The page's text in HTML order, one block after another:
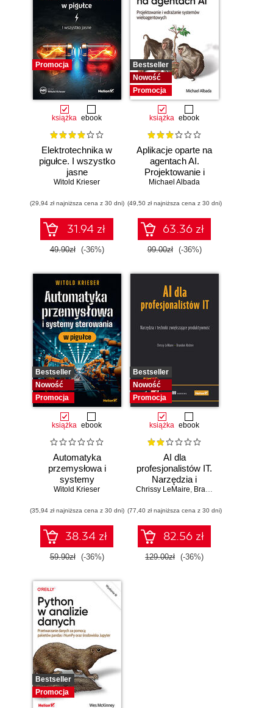
Promocja
książka ebook
Elektrotechnika w
pigułce. I wszystko
jasne
Witold Krieser
(29,94 zł najniższa cena z 30 dni)
31.94 zł
49.90zł (-36%)
Bestseller
Nowość
Promocja
książka ebook
Aplikacje oparte na
agentach AI.
Projektowanie i
wdrażanie
wieloagentowych
Michael Albada
(49,50 zł najniższa cena z 30 dni)
63.36 zł
99.00zł (-36%)
Bestseller
Nowość
Promocja
książka ebook
Automatyka
przemysłowa i
systemy
sterowania w
Witold Krieser
(35,94 zł najniższa cena z 30 dni)
38.34 zł
59.90zł (-36%)
Bestseller
Nowość
Promocja
książka ebook
AI dla
profesjonalistów IT.
Narzędzia i
techniki
produktywność
Chrissy LeMaire, Brandon Abshire
(77,40 zł najniższa cena z 30 dni)
82.56 zł
129.00zł (-36%)
Bestseller
Promocja